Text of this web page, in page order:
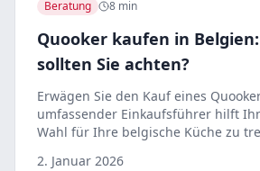
Beratung 8 min
Quooker kaufen in
sollten Sie achten?
Erwägen Sie den Kauf eines
umfassender Einkaufsführer hilft
Wahl für Ihre belgische Küche zu
2. Januar 2026